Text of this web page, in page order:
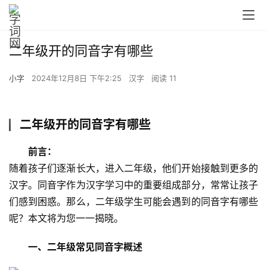
二年级开的同音字有哪些
小字 2024年12月8日 下午2:25 汉字 阅读 11
二年级开的同音字有哪些
前言：
随着孩子们逐渐长大，进入二年级，他们开始接触到更多的
汉字。同音字作为汉字学习中的重要组成部分，常常让孩子
们感到困惑。那么，二年级学生可能会遇到的同音字有哪些
呢？本文将为您一一揭晓。
一、二年级常见同音字概述